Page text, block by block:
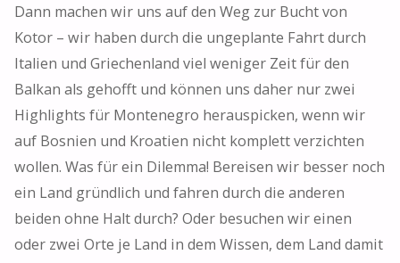
Dann machen wir uns auf den Weg zur Bucht von
Kotor – wir haben durch die ungeplante Fahrt durch
Italien und Griechenland viel weniger Zeit für den
Balkan als gehofft und können uns daher nur zwei
Highlights für Montenegro herauspicken, wenn wir
auf Bosnien und Kroatien nicht komplett verzichten
wollen. Was für ein Dilemma! Bereisen wir besser noch
ein Land gründlich und fahren durch die anderen
beiden ohne Halt durch? Oder besuchen wir einen
oder zwei Orte je Land in dem Wissen, dem Land damit